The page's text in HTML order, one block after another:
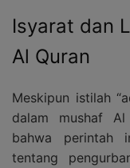
Isyarat dan
Al Quran
Meskipun istilah
dalam mushaf Al
bahwa perintah
tentang